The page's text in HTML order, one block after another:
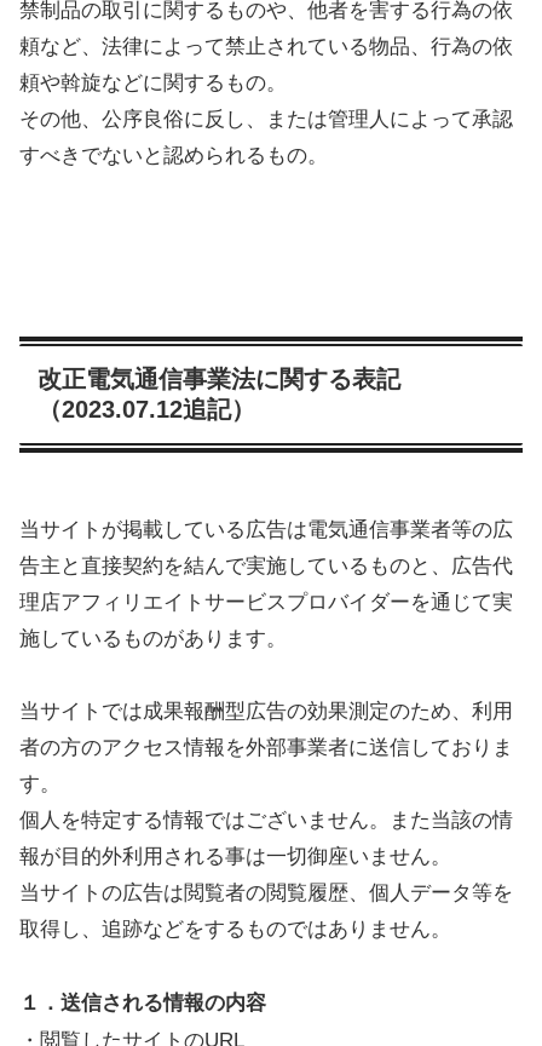
禁制品の取引に関するものや、他者を害する行為の依
頼など、法律によって禁止されている物品、行為の依
頼や斡旋などに関するもの。
その他、公序良俗に反し、または管理人によって承認
すべきでないと認められるもの。
改正電気通信事業法に関する表記
（2023.07.12追記）
当サイトが掲載している広告は電気通信事業者等の広
告主と直接契約を結んで実施しているものと、広告代
理店アフィリエイトサービスプロバイダーを通じて実
施しているものがあります。
当サイトでは成果報酬型広告の効果測定のため、利用
者の方のアクセス情報を外部事業者に送信しておりま
す。
個人を特定する情報ではございません。また当該の情
報が目的外利用される事は一切御座いません。
当サイトの広告は閲覧者の閲覧履歴、個人データ等を
取得し、追跡などをするものではありません。
１．送信される情報の内容
・閲覧したサイトのURL